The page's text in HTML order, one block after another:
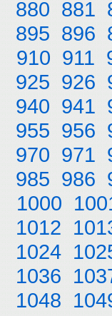
880 881
895 896
910 911
925 926
940 941
955 956
970 971
985 986
1000
1012
1024
1036
1048